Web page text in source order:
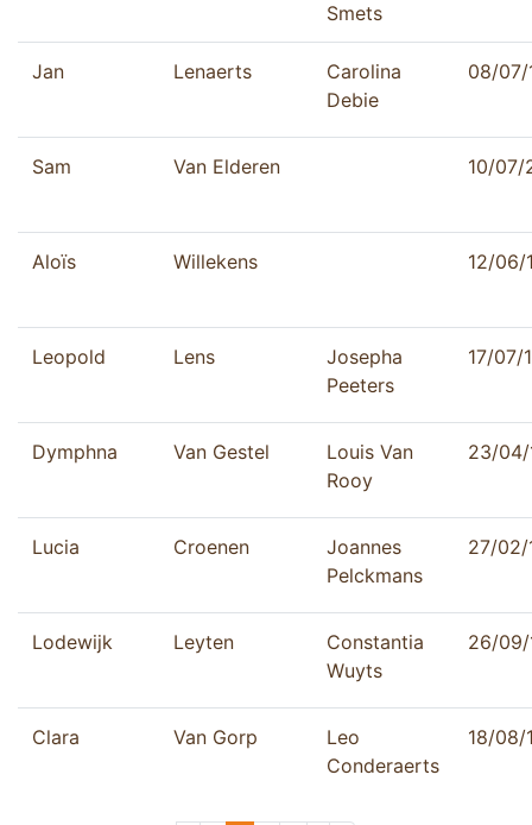
Smets
Jan Lenaerts
Carolina
Debie
08/07/
Sam Van Elderen 10/07/
Aloïs Willekens 12/06/
Leopold Lens
Josepha
Peeters
17/07/
Dymphna Van Gestel
Louis Van
Rooy
23/04/
Lucia Croenen
Joannes
Pelckmans
27/02/
Lodewijk Leyten
Constantia
Wuyts
26/09/
Clara Van Gorp
Leo
Conderaerts
18/08/